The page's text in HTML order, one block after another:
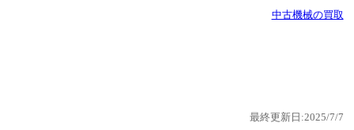
中古機械の買取
最終更新日:2025/7/7